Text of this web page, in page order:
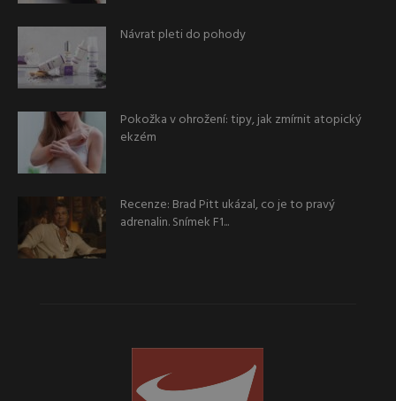
Návrat pleti do pohody
Pokožka v ohrožení: tipy, jak zmírnit atopický
ekzém
Recenze: Brad Pitt ukázal, co je to pravý
adrenalin. Snímek F1...